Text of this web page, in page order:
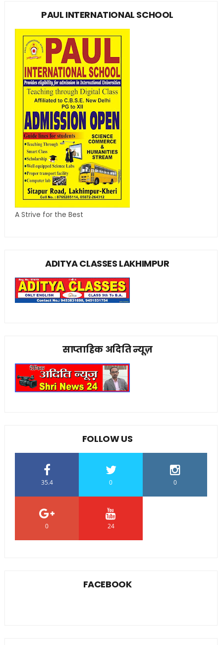
PAUL INTERNATIONAL SCHOOL
A Strive for the Best
ADITYA CLASSES LAKHIMPUR
साप्ताहिक अदिति न्यूज़
FOLLOW US
35.4 0 0
0 24
FACEBOOK